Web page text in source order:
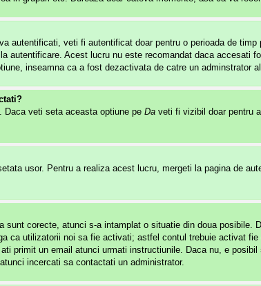
autentificati, veti fi autentificat doar pentru o perioada de
autentificare. Acest lucru nu este recomandat daca accesati
inseamna ca a fost dezactivata de catre un adminstrator
. Daca veti seta aceasta optiune pe Da veti fi vizibil doar pentru
usor. Pentru a realiza acest lucru, mergeti la pagina de
corecte, atunci s-a intamplat o situatie din doua
ca utilizatorii noi sa fie activati; astfel contul trebuie activat
primit un email atunci urmati instructiunile. Daca nu, e
incercati sa contactati un administrator.